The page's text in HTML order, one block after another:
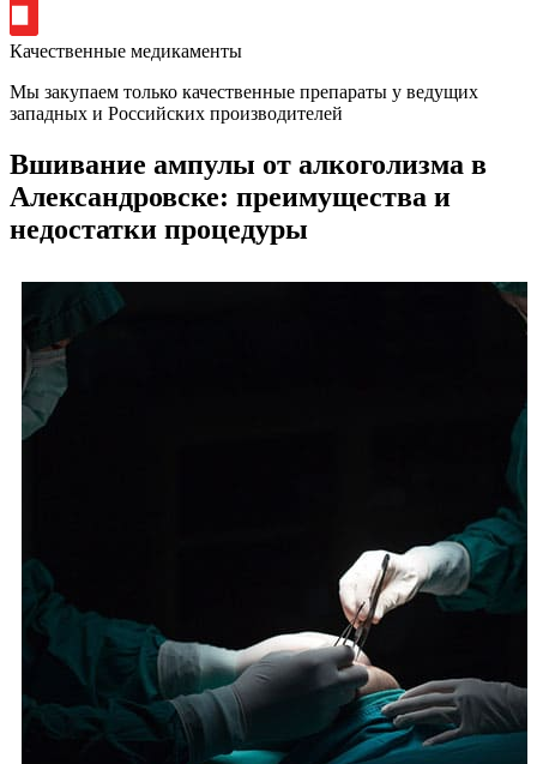
Качественные медикаменты
Мы закупаем только качественные препараты у ведущих
западных и Российских производителей
Вшивание ампулы от алкоголизма в
Александровске: преимущества и
недостатки процедуры